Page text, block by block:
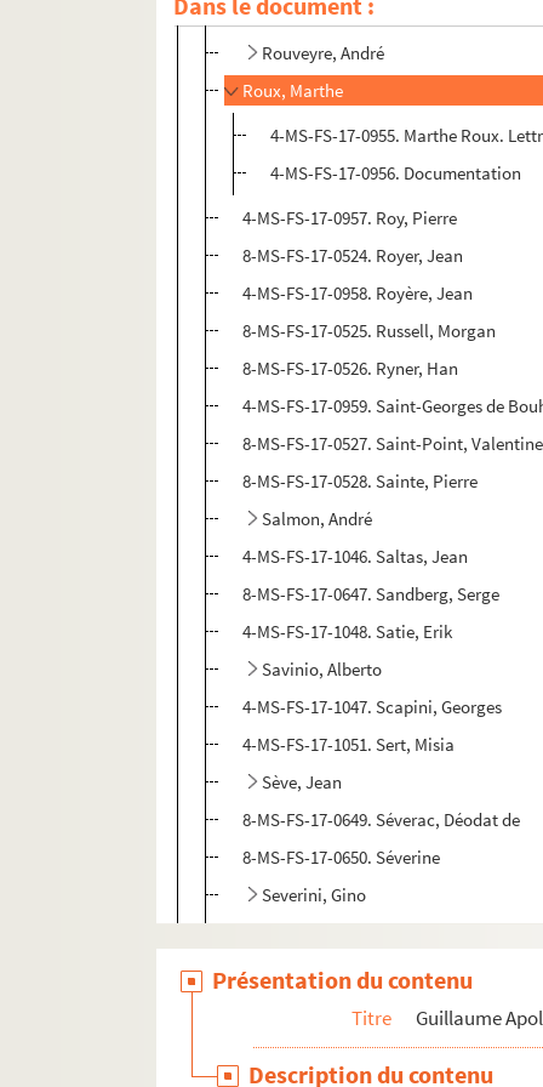
Rousseau, Henri
Rouveyre, André
Roux, Marthe
4-MS-FS-17-0955. Marthe Roux.
4-MS-FS-17-0956. Documentation
4-MS-FS-17-0957. Roy, Pierre
8-MS-FS-17-0524. Royer, Jean
4-MS-FS-17-0958. Royère, Jean
8-MS-FS-17-0525. Russell, Morgan
8-MS-FS-17-0526. Ryner, Han
4-MS-FS-17-0959. Saint-Georges de
8-MS-FS-17-0527. Saint-Point,
8-MS-FS-17-0528. Sainte, Pierre
Salmon, André
4-MS-FS-17-1046. Saltas, Jean
8-MS-FS-17-0647. Sandberg, Serge
4-MS-FS-17-1048. Satie, Erik
Savinio, Alberto
4-MS-FS-17-1047. Scapini, Georges
4-MS-FS-17-1051. Sert, Misia
Sève, Jean
8-MS-FS-17-0649. Séverac, Déodat de
8-MS-FS-17-0650. Séverine
Severini, Gino
4-MS-FS-17-1054. Simon, Henry
4-MS-FS-17-1055. Simon, Justin-Frantz
Soffici, Ardengo
Présentation du contenu
Titre Guillaume
Description du contenu